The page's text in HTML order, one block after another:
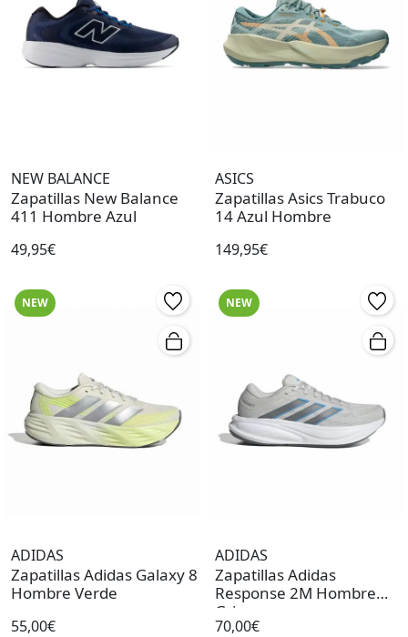
NEW BALANCE
Zapatillas New Balance
411 Hombre Azul
49,95€
ASICS
Zapatillas Asics Trabuco
14 Azul Hombre
149,95€
NEW
ADIDAS
Zapatillas Adidas Galaxy 8
Hombre Verde
55,00€
NEW
ADIDAS
Zapatillas Adidas
Response 2M Hombre
Gris
70,00€